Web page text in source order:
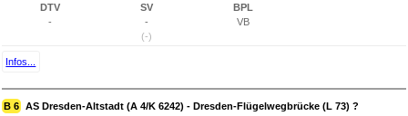
DTV
-
SV
-
(-)
BPL
VB
Infos...
B 6 AS Dresden-Altstadt (A 4/K 6242) - Dresden-Flügelwegbrücke (L 73) ?